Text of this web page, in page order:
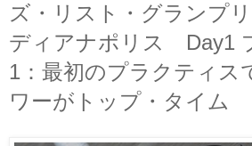
ズ・リスト・グランプ
ディアナポリス Day1
1：最初のプラクティス
ワーがトップ・タイム